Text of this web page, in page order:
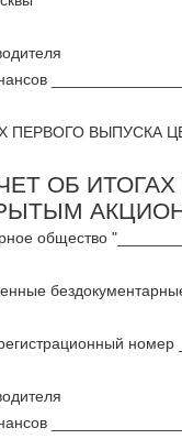
ПЕРВОГО ВЫПУСКА
ОБ
общество